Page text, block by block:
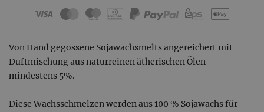
Von Hand gegossene Sojawachsmelts angereichert mit
Duftmischung aus naturreinen ätherischen Ölen -
mindestens 5%.
Diese Wachsschmelzen werden aus 100 % Sojawachs für